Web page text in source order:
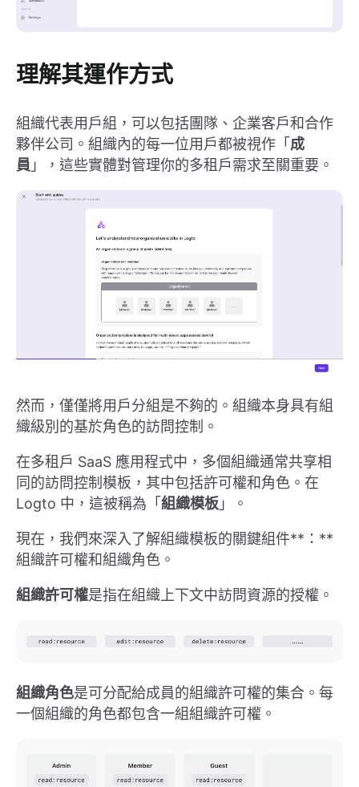
理解其運作方式
組織代表用戶組，可以包括團隊、企業客戶和合作
夥伴公司。組織內的每一位用戶都被視作「 成
員 」，這些實體對管理你的多租戶需求至關重要。
然而，僅僅將用戶分組是不夠的。組織本身具有組
織級別的基於角色的訪問控制。
在多租戶 SaaS 應用程式中，多個組織通常共享相
同的訪問控制模板，其中包括許可權和角色。在
Logto 中，這被稱為「 組織模板 」。
現在，我們來深入了解組織模板的關鍵組件**：**
組織許可權和組織角色。
組織許可權是指在組織上下文中訪問資源的授權。
組織角色是可分配給成員的組織許可權的集合。每
一個組織的角色都包含一組組織許可權。